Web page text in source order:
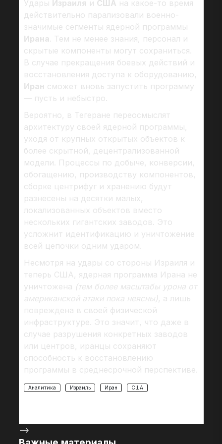
Удары Израиля и США на какое-то время
действительно парализовали военно-
значимые сегменты ядерной программы
Ирана. Тем не менее знания, персонал и
скрытые компоненты могут сохраниться.
В случае прекращения боевых действий и
восстановления доступа к оборудованию,
Иран сможет вновь запустить программу
— пусть и небыстро.
Вероятно, в Тегеране переосмыслят
архитектуру своей ядерной программы,
уходя от крупных открытых объектов к
более скрытной, децентрализованной
модели. Процессы по добыче, конверсии,
обогащению, производству компонентов,
сборке центрифуг и хранению будут
разнесены на десятки малых,
локализованных объектов вместо
нескольких гигантских заводов. Это
усложнит идентификацию и уничтожение
всей цепочки одним ударом.
Несмотря на удары со стороны Израиля и
теперь США, ядерная программа Ирана не
уничтожена (тем более масштабы урона от
американской атаки пока неясны), а лишь
повреждена в своей физической
инфраструктуре. Это значит, что даже в
случае разрушения конкретных заводов
или центров, иранцы сохраняют
способность к восстановлению
программы в среднесрочной перспективе.
Аналитика Израиль Иран США
-->